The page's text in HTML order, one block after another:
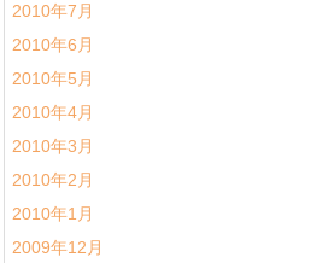
2010年7月
2010年6月
2010年5月
2010年4月
2010年3月
2010年2月
2010年1月
2009年12月